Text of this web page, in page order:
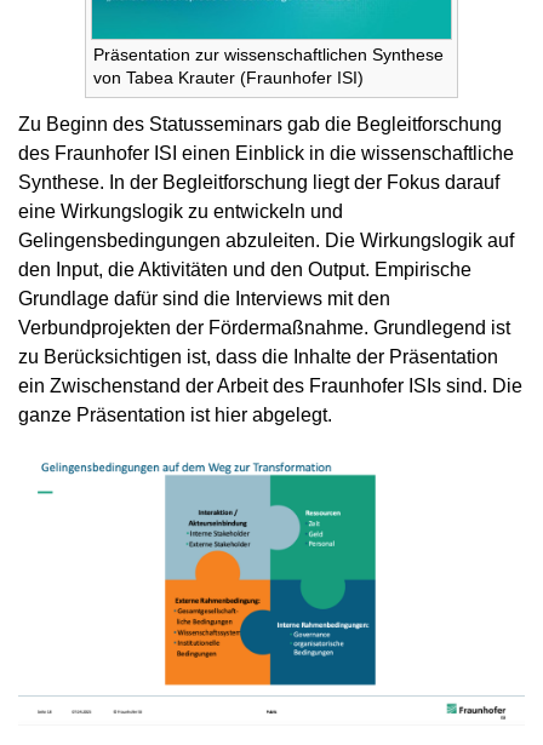
Präsentation zur wissenschaftlichen Synthese
von Tabea Krauter (Fraunhofer ISI)
Zu Beginn des Statusseminars gab die Begleitforschung
des Fraunhofer ISI einen Einblick in die wissenschaftliche
Synthese. In der Begleitforschung liegt der Fokus darauf
eine Wirkungslogik zu entwickeln und
Gelingensbedingungen abzuleiten. Die Wirkungslogik auf
den Input, die Aktivitäten und den Output. Empirische
Grundlage dafür sind die Interviews mit den
Verbundprojekten der Fördermaßnahme. Grundlegend ist
zu Berücksichtigen ist, dass die Inhalte der Präsentation
ein Zwischenstand der Arbeit des Fraunhofer ISIs sind. Die
ganze Präsentation ist hier abgelegt.